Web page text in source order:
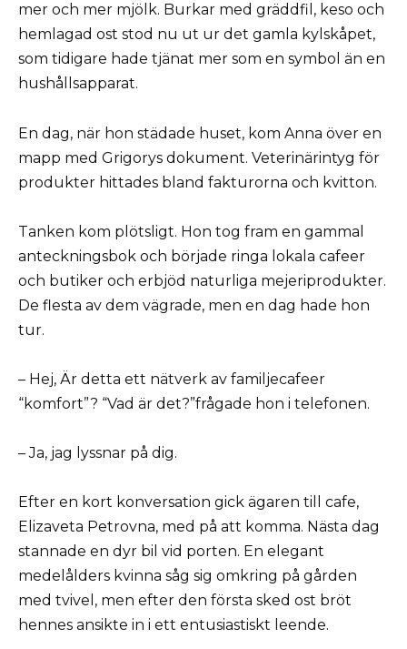
mer och mer mjölk. Burkar med gräddfil, keso och
hemlagad ost stod nu ut ur det gamla kylskåpet,
som tidigare hade tjänat mer som en symbol än en
hushållsapparat.
En dag, när hon städade huset, kom Anna över en
mapp med Grigorys dokument. Veterinärintyg för
produkter hittades bland fakturorna och kvitton.
Tanken kom plötsligt. Hon tog fram en gammal
anteckningsbok och började ringa lokala cafeer
och butiker och erbjöd naturliga mejeriprodukter.
De flesta av dem vägrade, men en dag hade hon
tur.
– Hej, Är detta ett nätverk av familjecafeer
“komfort”? “Vad är det?”frågade hon i telefonen.
– Ja, jag lyssnar på dig.
Efter en kort konversation gick ägaren till cafe,
Elizaveta Petrovna, med på att komma. Nästa dag
stannade en dyr bil vid porten. En elegant
medelålders kvinna såg sig omkring på gården
med tvivel, men efter den första sked ost bröt
hennes ansikte in i ett entusiastiskt leende.